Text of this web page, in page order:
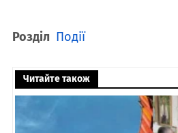
Розділ Події
Читайте також